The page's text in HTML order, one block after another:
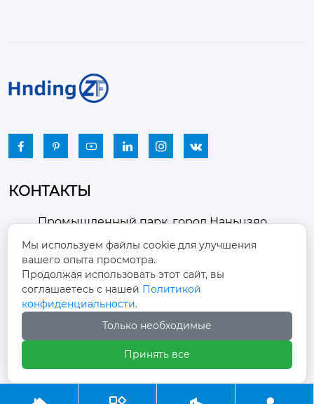
     
КОНТАКТЫ

Промышленный парк, город Наньцзяо,
район Чжоуцунь, город Цзыбо, провинция
Шаньдун
 winston-xu@hengdingfan.com
+86-13806434669
 +86 13806434669
Мы используем файлы cookie для улучшения
вашего опыта просмотра.
Продолжая использовать этот сайт, вы
соглашаетесь с нашей Политикой
конфиденциальности.
Только необходимые
Принять все